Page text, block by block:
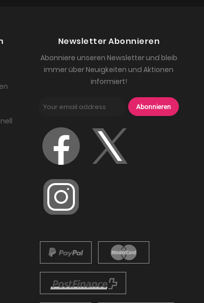
Newsletter Abonnieren
Abonniere unseren Newsletter und bleib
immer über Neuigkeiten und Aktionen
informiert!
Abonnieren